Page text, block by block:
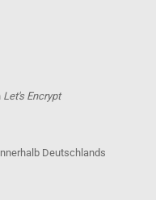
Let's Encrypt
Deutschlands